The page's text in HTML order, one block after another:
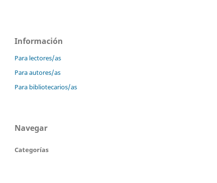
Información
Para lectores/as
Para autores/as
Para bibliotecarios/as
Navegar
Categorías